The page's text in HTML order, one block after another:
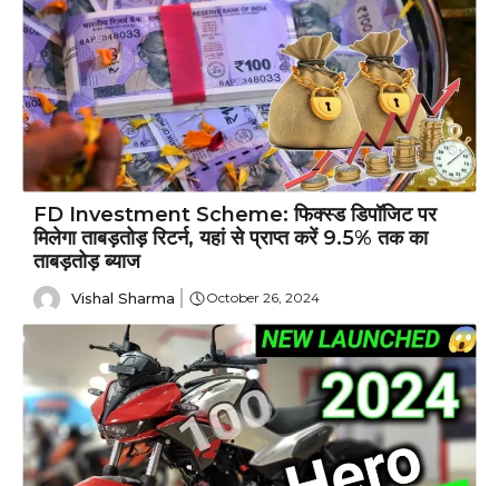
FD Investment Scheme: फिक्स्ड डिपॉजिट पर
मिलेगा ताबड़तोड़ रिटर्न, यहां से प्राप्त करें 9.5% तक का
ताबड़तोड़ ब्याज
Vishal Sharma October 26, 2024